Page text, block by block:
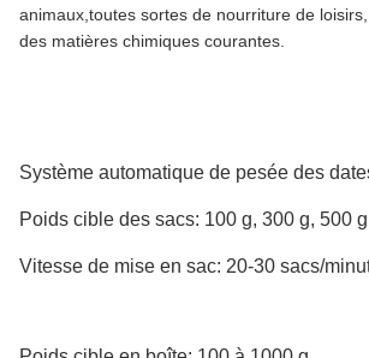
animaux,toutes sortes de nourriture de
des matières chimiques courantes.
Système automatique de pesée des
Poids cible des sacs: 100 g, 300 g, 500
Vitesse de mise en sac: 20-30 sacs/